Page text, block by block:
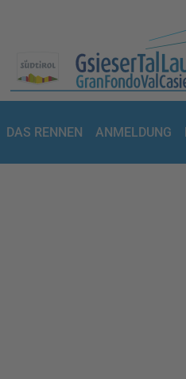
DAS RENNEN ANMELDUNG